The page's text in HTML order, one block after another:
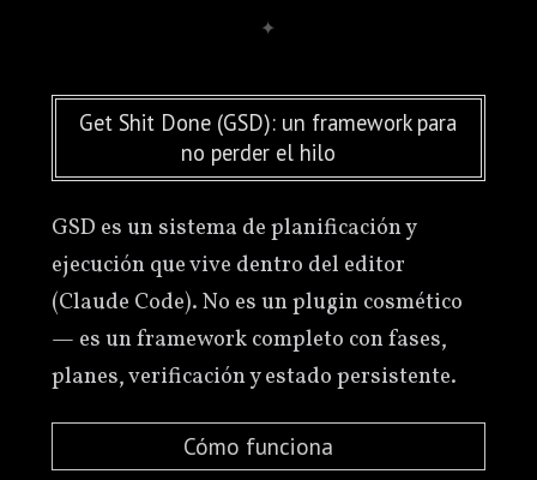
Get Shit Done (GSD): un framework para
no perder el hilo
GSD es un sistema de planificación y
ejecución que vive dentro del editor
(Claude Code). No es un plugin cosmético
— es un framework completo con fases,
planes, verificación y estado persistente.
Cómo funciona